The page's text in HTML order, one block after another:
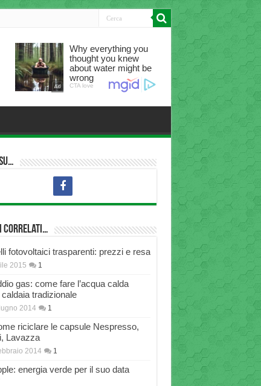
correlati…
fotovoltaici trasparenti: prezzi e resa
2015 1
gas: come fare l’acqua calda
tradizionale
2014 1
riciclare le capsule Nespresso,
Lavazza
2014 1
energia verde per il suo data